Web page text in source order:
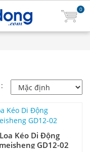
0
Loa Kéo Di Động
GD12-02